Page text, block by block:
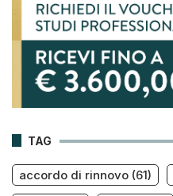
TAG
accordo di rinnovo (61)